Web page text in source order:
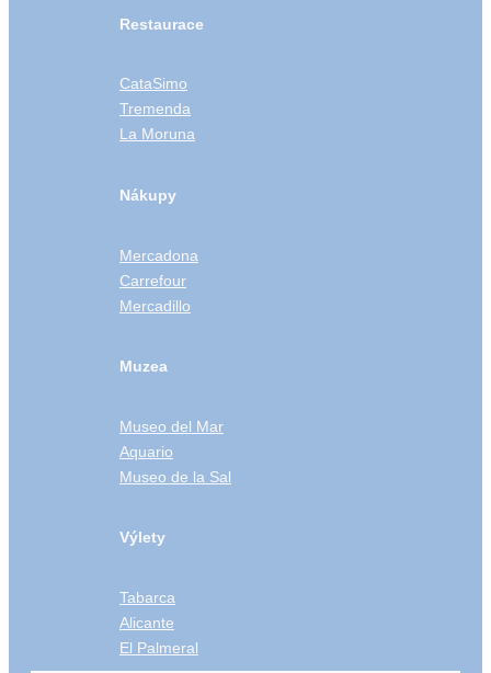
Restaurace
CataSimo
Tremenda
La Moruna
Nákupy
Mercadona
Carrefour
Mercadillo
Muzea
Museo del Mar
Aquario
Museo de la Sal
Výlety
Tabarca
Alicante
El Palmeral